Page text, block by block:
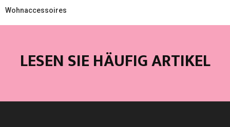
Wohnaccessoires
LESEN SIE HÄUFIG ARTIKEL